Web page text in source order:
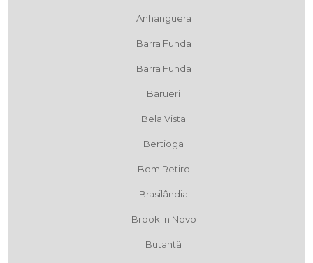
Anhanguera
Barra Funda
Barra Funda
Barueri
Bela Vista
Bertioga
Bom Retiro
Brasilândia
Brooklin Novo
Butantã